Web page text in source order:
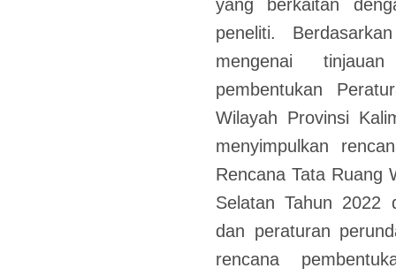
yang berkaitan
peneliti.
mengenai
pembentukan
Wilayah Provinsi
menyimpulkan
Rencana Tata Ruang
Selatan Tahun 2022
dan peraturan
rencana